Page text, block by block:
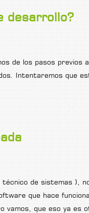
desarrollo?
de los pasos previos
Intentaremos que
de sistemas ),
que hace
que eso ya es